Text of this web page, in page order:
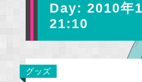
Day: 2010年
21:10
グッズ